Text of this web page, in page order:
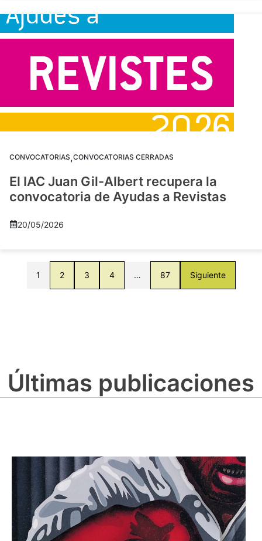
CONVOCATORIAS,CONVOCATORIAS CERRADAS
El IAC Juan Gil-Albert recupera la
convocatoria de Ayudas a Revistas
20/05/2026
1 2 3 4 … 87 Siguiente
Últimas publicaciones